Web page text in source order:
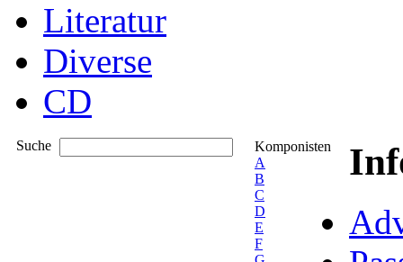
Literatur
Diverse
CD
Suche
Komponisten
A
B
C
D
E
F